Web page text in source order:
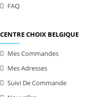
FAQ
CENTRE CHOIX BELGIQUE
Mes Commandes
Mes Adresses
Suivi De Commande